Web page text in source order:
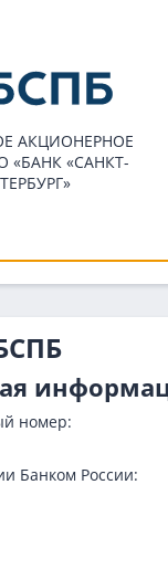
АКЦИОНЕРНОЕ
«БАНК «САНКТ-
номер:
Банком России: